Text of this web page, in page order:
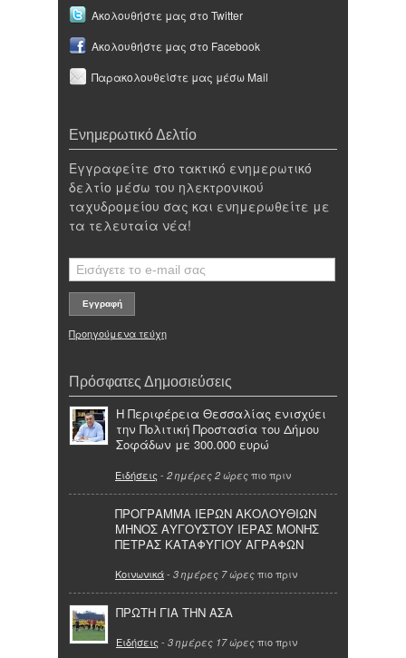
Ακολουθήστε μας στο Twitter
Ακολουθήστε μας στο Facebook
Παρακολουθείστε μας μέσω Mail
Ενημερωτικό Δελτίο
Εγγραφείτε στο τακτικό ενημερωτικό
δελτίο μέσω του ηλεκτρονικού
ταχυδρομείου σας και ενημερωθείτε με
τα τελευταία νέα!
Προηγούμενα τεύχη
Πρόσφατες Δημοσιεύσεις
Η Περιφέρεια Θεσσαλίας ενισχύει
την Πολιτική Προστασία του Δήμου
Σοφάδων με 300.000 ευρώ
Ειδήσεις - 2 ημέρες 2 ώρες πιο πριν
ΠΡΟΓΡΑΜΜΑ ΙΕΡΩΝ ΑΚΟΛΟΥΘΙΩΝ
ΜΗΝΟΣ ΑΥΓΟΥΣΤΟΥ ΙΕΡΑΣ ΜΟΝΗΣ
ΠΕΤΡΑΣ ΚΑΤΑΦΥΓΙΟΥ ΑΓΡΑΦΩΝ
Κοινωνικά- 3 ημέρες 7 ώρες πιο πριν
ΠΡΩΤΗ ΓΙΑ ΤΗΝ ΑΣΑ
Ειδήσεις - 3 ημέρες 17 ώρες πιο πριν